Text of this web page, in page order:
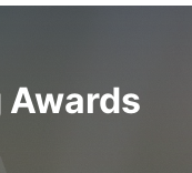
Awards